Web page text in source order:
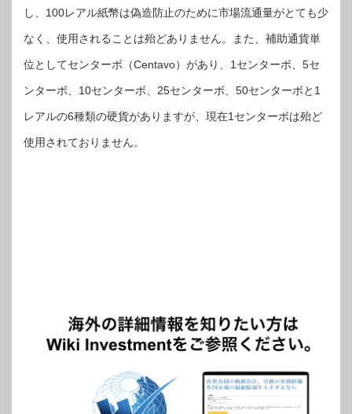
し、100レアル紙幣は偽造防止のために市場流通量がとても少
なく、使用されることは殆どありません。また、補助通貨単
位としてセンターボ（Centavo）があり、1センターボ、5セ
ンターボ、10センターボ、25センターボ、50センターボと1
レアルの6種類の硬貨がありますが、現在1センターボは殆ど
使用されておりません。